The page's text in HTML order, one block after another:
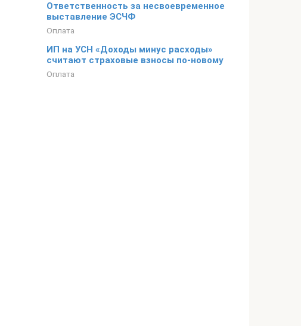
Ответственность за несвоевременное
выставление ЭСЧФ
Оплата
ИП на УСН «Доходы минус расходы»
считают страховые взносы по-новому
Оплата